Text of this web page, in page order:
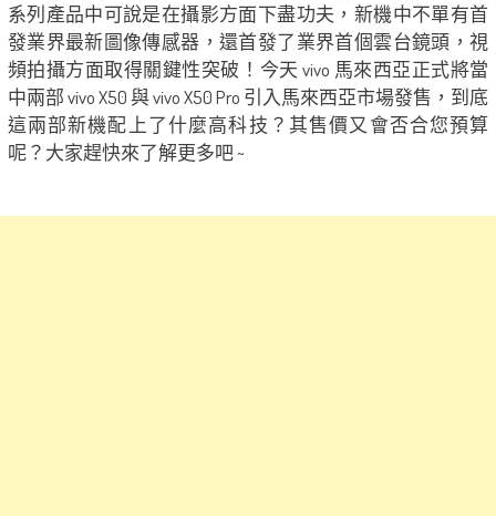
系列產品中可說是在攝影方面下盡功夫，新機中不單有首
發業界最新圖像傳感器，還首發了業界首個雲台鏡頭，視
頻拍攝方面取得關鍵性突破！今天 vivo 馬來西亞正式將當
中兩部 vivo X50 與 vivo X50 Pro 引入馬來西亞市場發售，到底
這兩部新機配上了什麼高科技？其售價又會否合您預算
呢？大家趕快來了解更多吧 ~